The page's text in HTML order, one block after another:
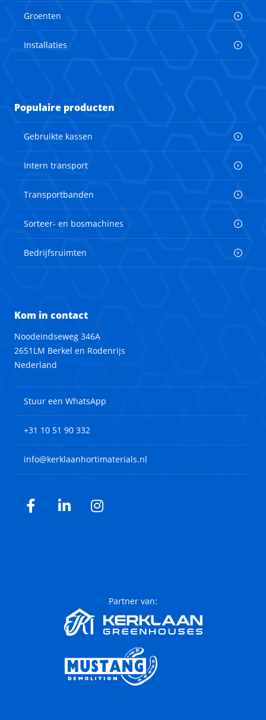
Groenten
Installaties
Populaire producten
Gebruikte kassen
Intern transport
Transportbanden
Sorteer- en bosmachines
Bedrijfsruimten
Kom in contact
Noodeindseweg 346A
2651LM Berkel en Rodenrijs
Nederland
Stuur een WhatsApp
+31 10 51 90 332
info@kerklaanhortimaterials.nl
Facebook
LinkedInInstagram
Partner van: